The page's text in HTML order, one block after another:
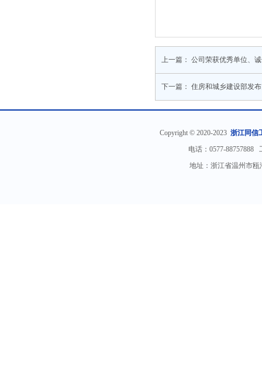
上一篇： 公司荣获优秀单位、
下一篇： 住房和城乡建设部发
Copyright © 2020-2023 浙江同信
电话：0577-88757888
地址：浙江省温州市瓯